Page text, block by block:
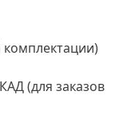
комплектации)
(для заказов